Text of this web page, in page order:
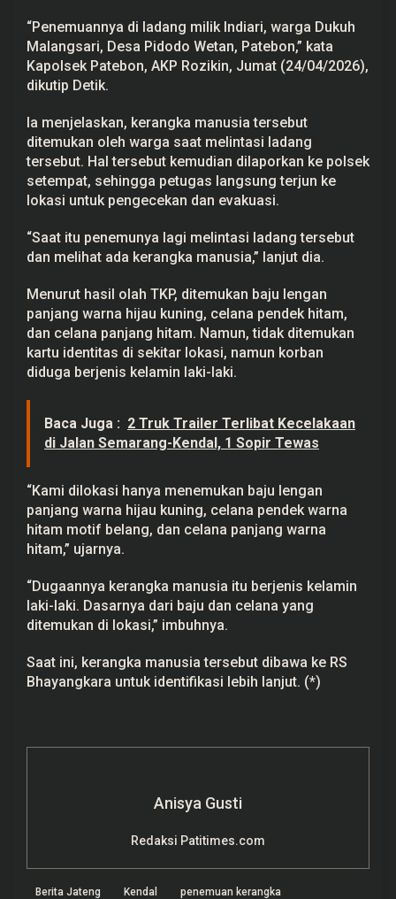
d
o
d
W
n
K
n
d
a
l
“Penemuannya di ladang milik Indiari, warga Dukuh
Malangsari, Desa Pidodo Wetan, Patebon,” kata
Kapolsek Patebon, AKP Rozikin, Jumat (24/04/2026),
dikutip Detik.
Ia menjelaskan, kerangka manusia tersebut
ditemukan oleh warga saat melintasi ladang
tersebut. Hal tersebut kemudian dilaporkan ke polsek
setempat, sehingga petugas langsung terjun ke
lokasi untuk pengecekan dan evakuasi.
“Saat itu penemunya lagi melintasi ladang tersebut
dan melihat ada kerangka manusia,” lanjut dia.
Menurut hasil olah TKP, ditemukan baju lengan
panjang warna hijau kuning, celana pendek hitam,
dan celana panjang hitam. Namun, tidak ditemukan
kartu identitas di sekitar lokasi, namun korban
diduga berjenis kelamin laki-laki.
Baca Juga : 2 Truk Trailer Terlibat Kecelakaan
di Jalan Semarang-Kendal, 1 Sopir Tewas
“Kami dilokasi hanya menemukan baju lengan
panjang warna hijau kuning, celana pendek warna
hitam motif belang, dan celana panjang warna
hitam,” ujarnya.
“Dugaannya kerangka manusia itu berjenis kelamin
laki-laki. Dasarnya dari baju dan celana yang
ditemukan di lokasi,” imbuhnya.
Saat ini, kerangka manusia tersebut dibawa ke RS
Bhayangkara untuk identifikasi lebih lanjut. (*)
Anisya Gusti
Redaksi Patitimes.com
Berita Jateng Kendal penemuan kerangka